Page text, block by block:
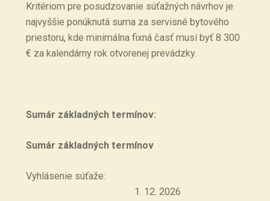
Kritériom pre posudzovanie súťažných návrhov je
najvyššie ponúknutá suma za servisné bytového
priestoru, kde minimálna fixná časť musí byť 8 300
€ za kalendárny rok otvorenej prevádzky.
Sumár základných termínov:
Sumár základných termínov
Vyhlásenie súťaže:
1. 12. 2026